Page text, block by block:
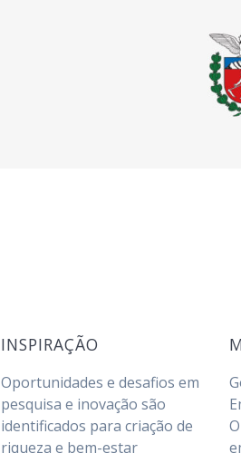
INSPIRAÇÃO
Oportunidades e desafios em
pesquisa e inovação são
identificados para criação de
riqueza e bem-estar